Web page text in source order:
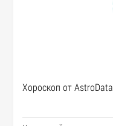
Хороскоп от AstroData